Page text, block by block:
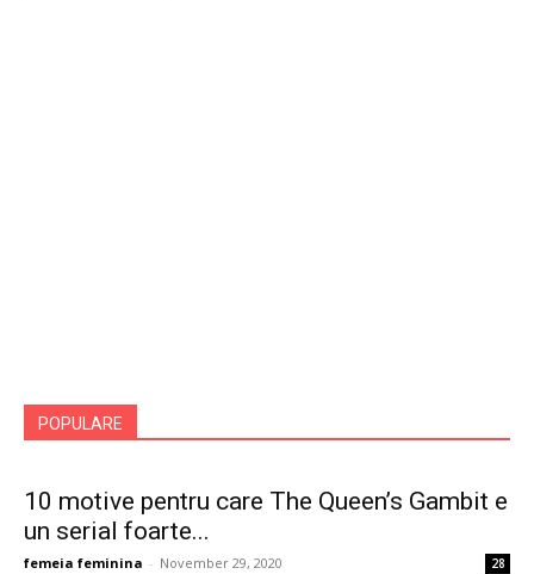
POPULARE
10 motive pentru care The Queen’s Gambit e
un serial foarte...
femeia feminina - November 29, 2020 28